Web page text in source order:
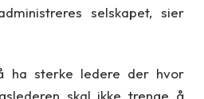
selskapet, sier
ha sterke ledere der hvor
skal ikke trenge å